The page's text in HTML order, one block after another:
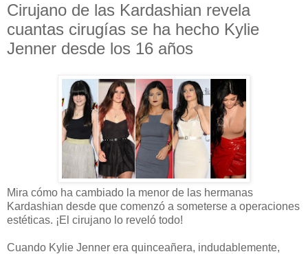
Cirujano de las Kardashian revela
cuantas cirugías se ha hecho Kylie
Jenner desde los 16 años
Mira cómo ha cambiado la menor de las hermanas
Kardashian desde que comenzó a someterse a operaciones
estéticas. ¡El cirujano lo reveló todo!
Cuando Kylie Jenner era quinceañera, indudablemente,